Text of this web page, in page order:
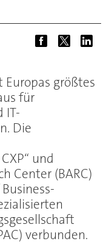
Europas größtes
für
IT-
Die
und
Center (BARC)
verbunden.